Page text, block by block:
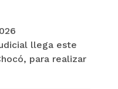
llega este
para realizar